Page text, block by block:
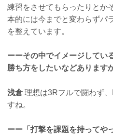
練習をさせてもらったりとか
本的には今までと変わらずパ
を整えています。
ーーその中でイメージしてい
勝ち方をしたいなどあります
浅倉理想は3Rフルで闘わず
すね。
ーー「打撃を課題を持ってや